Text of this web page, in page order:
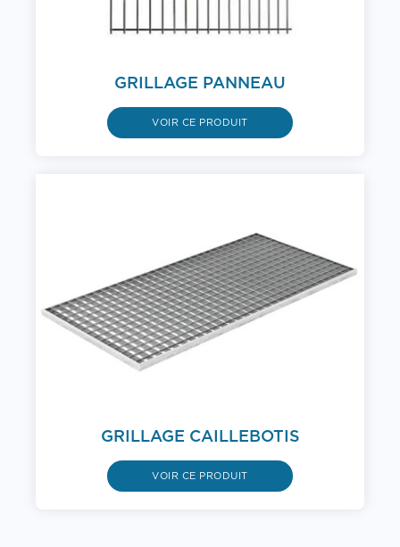
GRILLAGE PANNEAU
VOIR CE PRODUIT
GRILLAGE CAILLEBOTIS
VOIR CE PRODUIT